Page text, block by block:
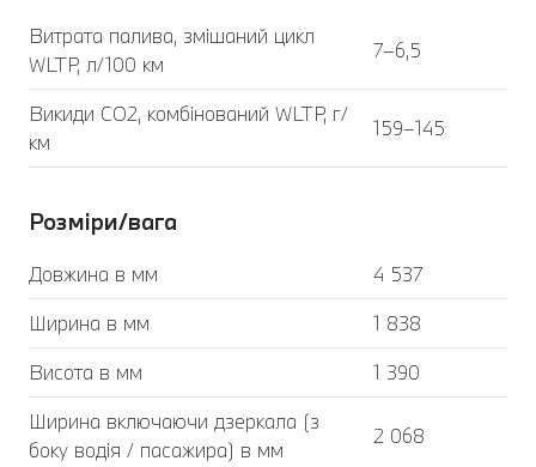
Витрата палива, змішаний цикл
WLTP, л/100 км
7–6,5
Викиди CO2, комбінований WLTP, г/
км
159–145
Розміри/вага
Довжина в мм
4 537
Ширина в мм
1 838
Висота в мм
1 390
Ширина включаючи дзеркала (з
боку водія / пасажира) в мм
2 068